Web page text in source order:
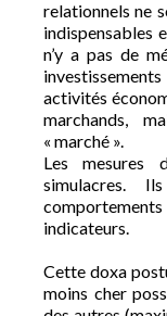
relationnels ne
indispensables
n’y a pas de
activités
marchands,
« marché ».
Les mesures
simulacres.
indicateurs.
Cette doxa
moins cher